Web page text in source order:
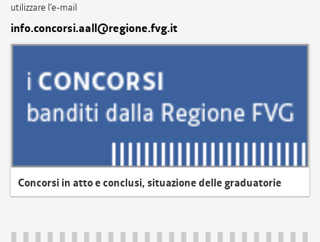
utilizzare l'e-mail
info.concorsi.aall@regione.fvg.it
Concorsi in atto e conclusi, situazione delle graduatorie